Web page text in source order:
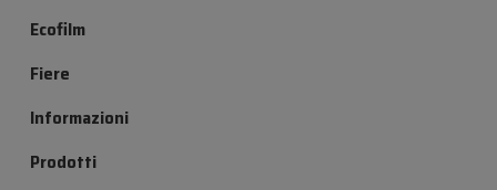
Ecofilm
Fiere
Informazioni
Prodotti